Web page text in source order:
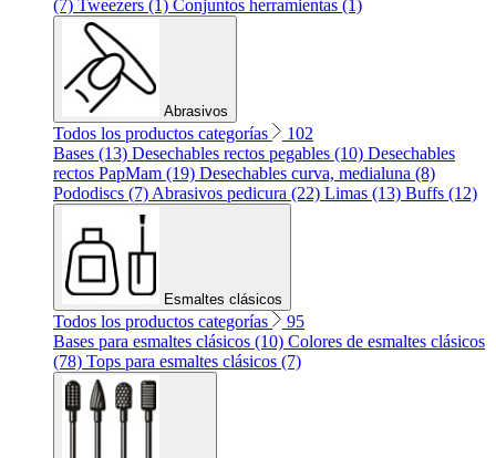
(7) Tweezers (1) Conjuntos herramientas (1)
Abrasivos
Todos los productos categorías
102
Bases (13) Desechables rectos pegables (10) Desechables
rectos PapMam (19) Desechables curva, medialuna (8)
Pododiscs (7) Abrasivos pedicura (22) Limas (13) Buffs (12)
Esmaltes clásicos
Todos los productos categorías
95
Bases para esmaltes clásicos (10) Colores de esmaltes clásicos
(78) Tops para esmaltes clásicos (7)